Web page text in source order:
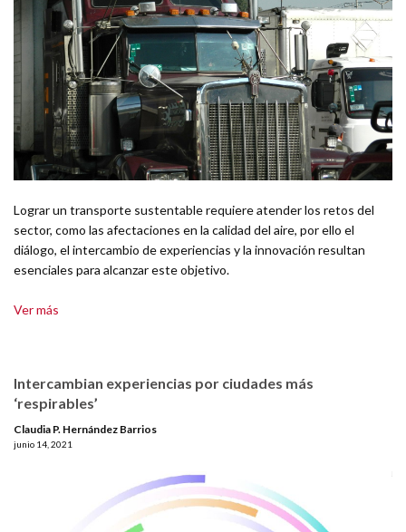
Lograr un transporte sustentable requiere atender los retos del
sector, como las afectaciones en la calidad del aire, por ello el
diálogo, el intercambio de experiencias y la innovación resultan
esenciales para alcanzar este objetivo.
Ver más
Intercambian experiencias por ciudades más
‘respirables’
Claudia P. Hernández Barrios
junio 14, 2021